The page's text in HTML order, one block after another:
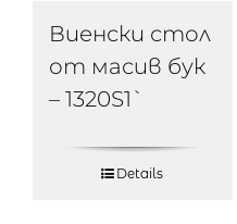
Виенски стол
от масив бук
– 1320S1`
Details